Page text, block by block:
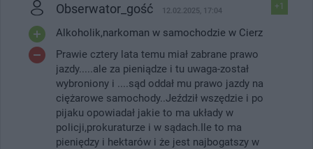
+1
Obserwator_gość 12.02.2025, 17:04
Alkoholik,narkoman w samochodzie w Cierz
Prawie cztery lata temu miał zabrane prawo
jazdy.....ale za pieniądze i tu uwaga-został
wybroniony i ....sąd oddał mu prawo jazdy na
ciężarowe samochody..Jeździł wszędzie i po
pijaku opowiadał jakie to ma układy w
policji,prokuraturze i w sądach.Ile to ma
pieniędzy i hektarów i że jest najbogatszy w